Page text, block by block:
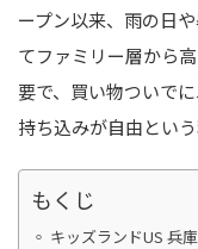
ープン以来、雨の日
てファミリー層から
要で、買い物ついで
持ち込みが自由とい
もくじ
キッズランドUS 兵